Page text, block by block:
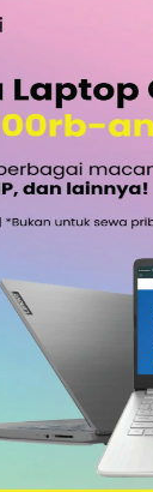
yang
siber.